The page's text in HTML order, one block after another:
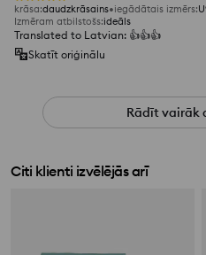
krāsa:daudzkrāsains iegādātais izmērs:
Izmēram atbilstošs:ideāls
Translated to Latvian: 👍️👍️👍️
Skatīt oriģinālu
Rādīt vairāk
Citi klienti izvēlējās arī